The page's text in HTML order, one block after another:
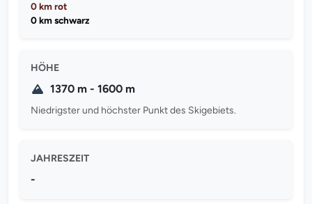
0 km rot
0 km schwarz
HÖHE
1370 m - 1600 m
Niedrigster und höchster Punkt des Skigebiets.
JAHRESZEIT
-